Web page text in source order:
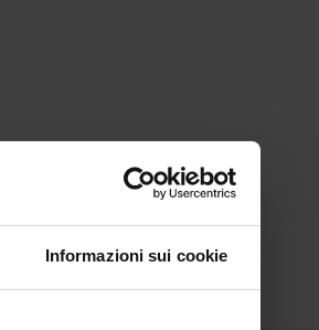
Informazioni sui cookie